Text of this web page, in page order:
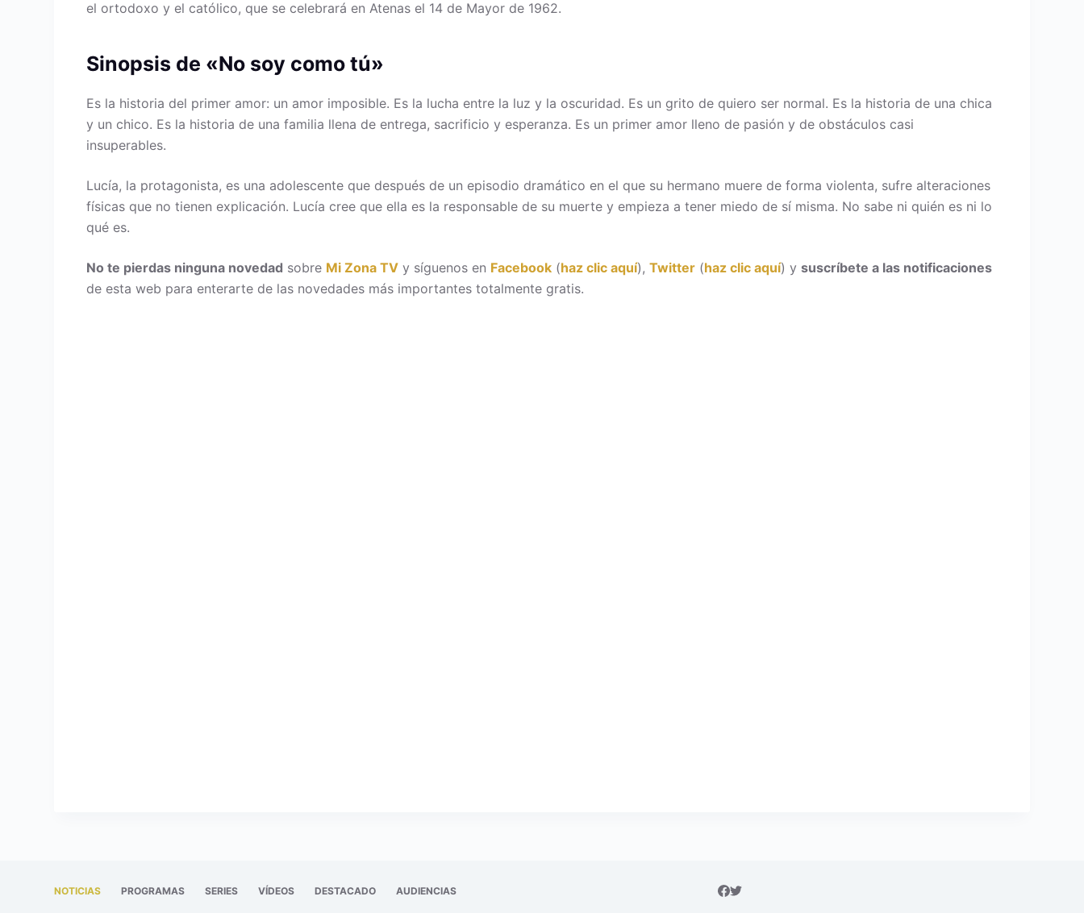
el ortodoxo y el católico, que se celebrará en Atenas el 14 de Mayor de 1962.
Sinopsis de «No soy como tú»
Es la historia del primer amor: un amor imposible. Es la lucha entre la luz y la oscuridad. Es un grito de quiero ser normal. Es la historia de una chica
y un chico. Es la historia de una familia llena de entrega, sacrificio y esperanza. Es un primer amor lleno de pasión y de obstáculos casi
insuperables.
Lucía, la protagonista, es una adolescente que después de un episodio dramático en el que su hermano muere de forma violenta, sufre alteraciones
físicas que no tienen explicación. Lucía cree que ella es la responsable de su muerte y empieza a tener miedo de sí misma. No sabe ni quién es ni lo
qué es.
No te pierdas ninguna novedad sobre Mi Zona TV y síguenos en Facebook (haz clic aquí),Twitter (haz clic aquí) ysuscríbete a las notificaciones
de esta web para enterarte de las novedades más importantes totalmente gratis.
NOTICIAS PROGRAMAS SERIES VÍDEOS DESTACADO AUDIENCIAS